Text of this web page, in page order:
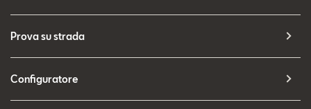
Prova su strada
Configuratore